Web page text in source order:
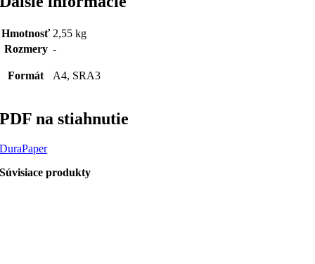
Hmotnosť 2,55 kg
Rozmery -
Formát A4, SRA3
PDF na stiahnutie
DuraPaper
Súvisiace produkty